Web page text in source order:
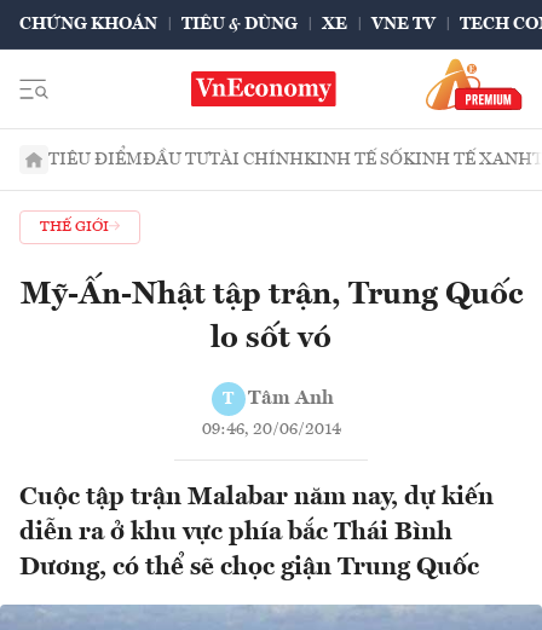
CHỨNG KHOÁN TIÊU & DÙNG XE VNE TV TECH
TIÊU ĐIỂMĐẦU TƯTÀI CHÍNHKINH TẾ SỐKINH TẾ XANH
THẾ GIỚI
Mỹ-Ấn-Nhật tập trận, Trung Quốc
lo sốt vó
T Tâm Anh
09:46, 20/06/2014
Cuộc tập trận Malabar năm nay, dự kiến
diễn ra ở khu vực phía bắc Thái Bình
Dương, có thể sẽ chọc giận Trung Quốc